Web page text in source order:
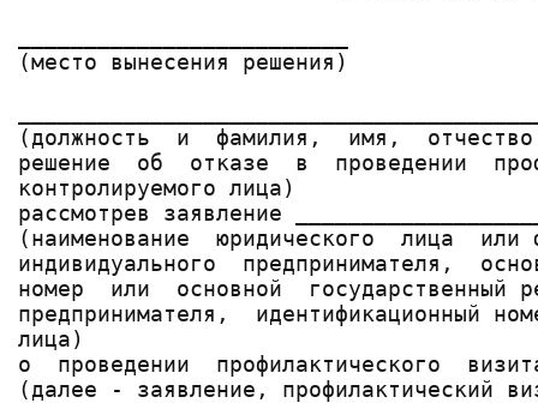
(место вынесения решения)
(должность  и  фамилия,  имя,
решение  об  отказе  в  проведении
контролируемого лица)
рассмотрев заявление
(наименование  юридического  лица
индивидуального  предпринимателя,
номер  или  основной  государственный
предпринимателя,  идентификационный
лица)
о  проведении  профилактического
(далее - заявление, профилактический